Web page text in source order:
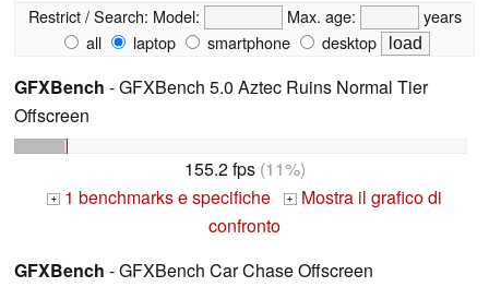
Restrict / Search: Model: Max. age:
years
all
laptop smartphone desktop
GFXBench - GFXBench 5.0 Aztec Ruins Normal Tier
Offscreen
155.2 fps(11%)
+ 1 benchmarks e specifiche + Mostra il grafico di
confronto
GFXBench - GFXBench Car Chase Offscreen